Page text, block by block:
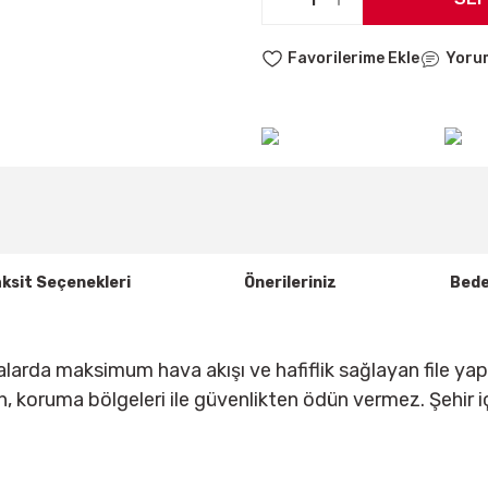
Seçenekleri Önerileriniz
maksimum hava akışı ve hafiflik sağlayan file
koruma bölgeleri ile güvenlikten ödün vermez. Şehir